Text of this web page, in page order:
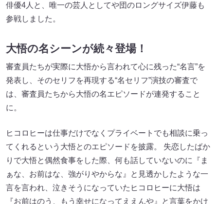
俳優4人と、唯一の芸人としてや団のロングサイズ伊藤も
参戦しました。
大悟の名シーンが続々登場！
審査員たちが実際に大悟から言われて心に残った“名言”を
発表し、そのセリフを再現する“名セリフ”演技の審査で
は、審査員たちから大悟の名エピソードが連発すること
に。
ヒコロヒーは仕事だけでなくプライベートでも相談に乗っ
てくれるという大悟とのエピソードを披露。 失恋したばか
りで大悟と偶然食事をした際、何も話していないのに『ま
ぁな、お前はな、強がりやからな』と見透かしたような一
言を言われ、泣きそうになっていたヒコロヒーに大悟は
『お前はのう、もう幸せになってええんや』と言葉をかけ